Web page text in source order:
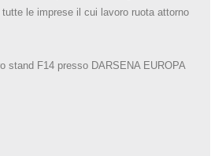
le imprese il cui lavoro ruota attorno
stand F14 presso DARSENA EUROPA